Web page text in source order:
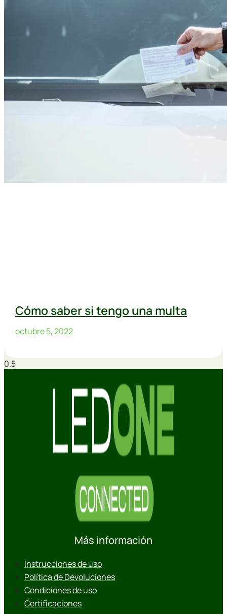
Cómo saber si tengo una multa
octubre 5, 2022
Más información
Instrucciones de uso
Política de Devoluciones
Condiciones de uso
Certificaciones